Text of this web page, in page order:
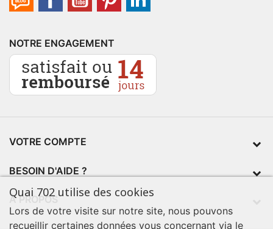
NOTRE ENGAGEMENT
VOTRE COMPTE
BESOIN D'AIDE ?
À PROPOS
Quai 702 utilise des cookies
Lors de votre visite sur notre site, nous pouvons
recueillir certaines données vous concernant via le